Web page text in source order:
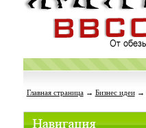
Главная страница→ Бизнес идеи→